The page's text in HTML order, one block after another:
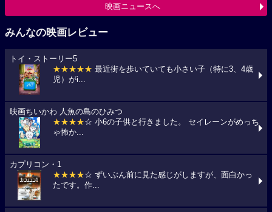
映画ニュースへ
みんなの映画レビュー
トイ・ストーリー5
★★★★★ 最近街を歩いていても小さい子（特に3、4歳
児）がi...
映画ちいかわ 人魚の島のひみつ
★★★★☆ 小6の子供と行きました。 セイレーンがめっち
ゃ怖か...
カプリコン・1
★★★★☆ ずいぶん前に見た感じがしますが、面白かっ
たです。作...